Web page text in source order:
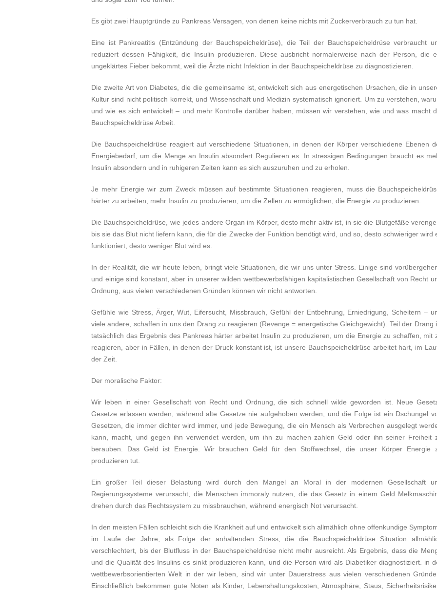
Es gibt zwei Hauptgründe zu Pankreas Versagen, von denen keine nichts mit Zuckerverbrauch zu tun hat.
Eine ist Pankreatitis (Entzündung der Bauchspeicheldrüse), die Teil der Bauchspeicheldrüse verbraucht
reduziert dessen Fähigkeit, die Insulin produzieren. Diese ausbricht normalerweise nach der Person, die
ungeklärtes Fieber bekommt, weil die Ärzte nicht Infektion in der Bauchspeicheldrüse zu diagnostizieren.
Die zweite Art von Diabetes, die die gemeinsame ist, entwickelt sich aus energetischen Ursachen, die in
Kultur sind nicht politisch korrekt, und Wissenschaft und Medizin systematisch ignoriert. Um zu verstehen,
und wie es sich entwickelt – und mehr Kontrolle darüber haben, müssen wir verstehen, wie und was macht
Bauchspeicheldrüse Arbeit.
Die Bauchspeicheldrüse reagiert auf verschiedene Situationen, in denen der Körper verschiedene Ebenen
Energiebedarf, um die Menge an Insulin absondert Regulieren es. In stressigen Bedingungen braucht es
Insulin absondern und in ruhigeren Zeiten kann es sich auszuruhen und zu erholen.
Je mehr Energie wir zum Zweck müssen auf bestimmte Situationen reagieren, muss die
härter zu arbeiten, mehr Insulin zu produzieren, um die Zellen zu ermöglichen, die Energie zu produzieren.
Die Bauchspeicheldrüse, wie jedes andere Organ im Körper, desto mehr aktiv ist, in sie die Blutgefäße
bis sie das Blut nicht liefern kann, die für die Zwecke der Funktion benötigt wird, und so, desto schwieriger wird
funktioniert, desto weniger Blut wird es.
In der Realität, die wir heute leben, bringt viele Situationen, die wir uns unter Stress. Einige sind
und einige sind konstant, aber in unserer wilden wettbewerbsfähigen kapitalistischen Gesellschaft von Recht
Ordnung, aus vielen verschiedenen Gründen können wir nicht antworten.
Gefühle wie Stress, Ärger, Wut, Eifersucht, Missbrauch, Gefühl der Entbehrung, Erniedrigung, Scheitern –
viele andere, schaffen in uns den Drang zu reagieren (Revenge = energetische Gleichgewicht). Teil der Drang
tatsächlich das Ergebnis des Pankreas härter arbeitet Insulin zu produzieren, um die Energie zu schaffen, mit
reagieren, aber in Fällen, in denen der Druck konstant ist, ist unsere Bauchspeicheldrüse arbeitet hart, im
der Zeit.
Der moralische Faktor:
Wir leben in einer Gesellschaft von Recht und Ordnung, die sich schnell wilde geworden ist. Neue
Gesetze erlassen werden, während alte Gesetze nie aufgehoben werden, und die Folge ist ein Dschungel
Gesetzen, die immer dichter wird immer, und jede Bewegung, die ein Mensch als Verbrechen ausgelegt
kann, macht, und gegen ihn verwendet werden, um ihn zu machen zahlen Geld oder ihn seiner Freiheit
berauben. Das Geld ist Energie. Wir brauchen Geld für den Stoffwechsel, die unser Körper Energie
produzieren tut.
Ein großer Teil dieser Belastung wird durch den Mangel an Moral in der modernen Gesellschaft
Regierungssysteme verursacht, die Menschen immoraly nutzen, die das Gesetz in einem Geld
drehen durch das Rechtssystem zu missbrauchen, während energisch Not verursacht.
In den meisten Fällen schleicht sich die Krankheit auf und entwickelt sich allmählich ohne offenkundige
im Laufe der Jahre, als Folge der anhaltenden Stress, die die Bauchspeicheldrüse Situation
verschlechtert, bis der Blutfluss in der Bauchspeicheldrüse nicht mehr ausreicht. Als Ergebnis, dass die
und die Qualität des Insulins es sinkt produzieren kann, und die Person wird als Diabetiker diagnostiziert. in
wettbewerbsorientierten Welt in der wir leben, sind wir unter Dauerstress aus vielen verschiedenen
Einschließlich bekommen gute Noten als Kinder, Lebenshaltungskosten, Atmosphäre, Staus,